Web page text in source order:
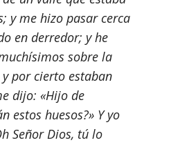
y me hizo pasar cerca
en derredor; y he
sobre la
por cierto estaban
dijo: «Hijo de
estos huesos?» Y yo
Señor Dios, tú lo